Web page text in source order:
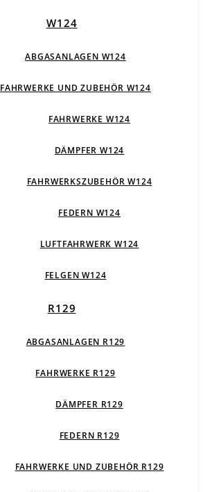
W124
ABGASANLAGEN W124
FAHRWERKE UND ZUBEHÖR W124
FAHRWERKE W124
DÄMPFER W124
FAHRWERKSZUBEHÖR W124
FEDERN W124
LUFTFAHRWERK W124
FELGEN W124
R129
ABGASANLAGEN R129
FAHRWERKE R129
DÄMPFER R129
FEDERN R129
FAHRWERKE UND ZUBEHÖR R129